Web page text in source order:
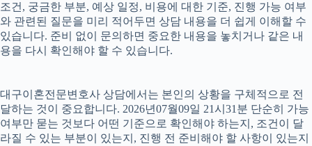
조건, 궁금한 부분, 예상 일정, 비용에 대한 기준, 진행 가능 여부
와 관련된 질문을 미리 적어두면 상담 내용을 더 쉽게 이해할 수
있습니다. 준비 없이 문의하면 중요한 내용을 놓치거나 같은 내
용을 다시 확인해야 할 수 있습니다.
대구이혼전문변호사 상담에서는 본인의 상황을 구체적으로 전
달하는 것이 중요합니다. 2026년07월09일 21시31분 단순히 가능
여부만 묻는 것보다 어떤 기준으로 확인해야 하는지, 조건이 달
라질 수 있는 부분이 있는지, 진행 전 준비해야 할 사항이 있는지